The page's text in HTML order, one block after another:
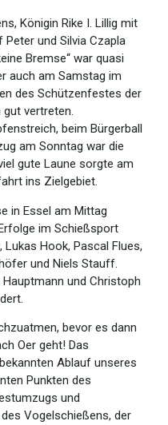
Königin Rike I. Lillig mit
und Silvia Czapla
Bremse“ war quasi
auch am Samstag im
des Schützenfestes der
gut vertreten.
beim Bürgerball
am Sonntag war die
gute Laune sorgte am
ins Zielgebiet.
in Essel am Mittag
im Schießsport
Hook, Pascal Flues,
und Niels Stauff.
und Christoph
bevor es dann
Oer geht! Das
Ablauf unseres
Punkten des
und
Vogelschießens, der